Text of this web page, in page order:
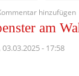
hinzufügen
am
03.03.2025 - 17:58